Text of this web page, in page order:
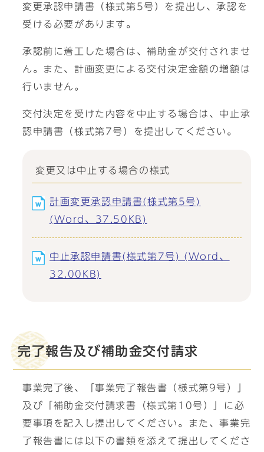
変更承認申請書（様式第5号）を提出し、承認を
受ける必要があります。
承認前に着工した場合は、補助金が交付されませ
ん。また、計画変更による交付決定金額の増額は
行いません。
交付決定を受けた内容を中止する場合は、中止承
認申請書（様式第7号）を提出してください。
変更又は中止する場合の様式
計画変更承認申請書(様式第5号)
(Word、37.50KB)
中止承認申請書(様式第7号) (Word、
32.00KB)
完了報告及び補助金交付請求
事業完了後、「事業完了報告書（様式第9号）」
及び「補助金交付請求書（様式第10号）」に必
要事項を記入し提出してください。また、事業完
了報告書には以下の書類を添えて提出してくださ